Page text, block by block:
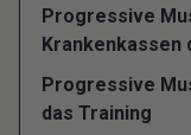
Progressive
Krankenkassen
Progressive
das Training
Beschwerden